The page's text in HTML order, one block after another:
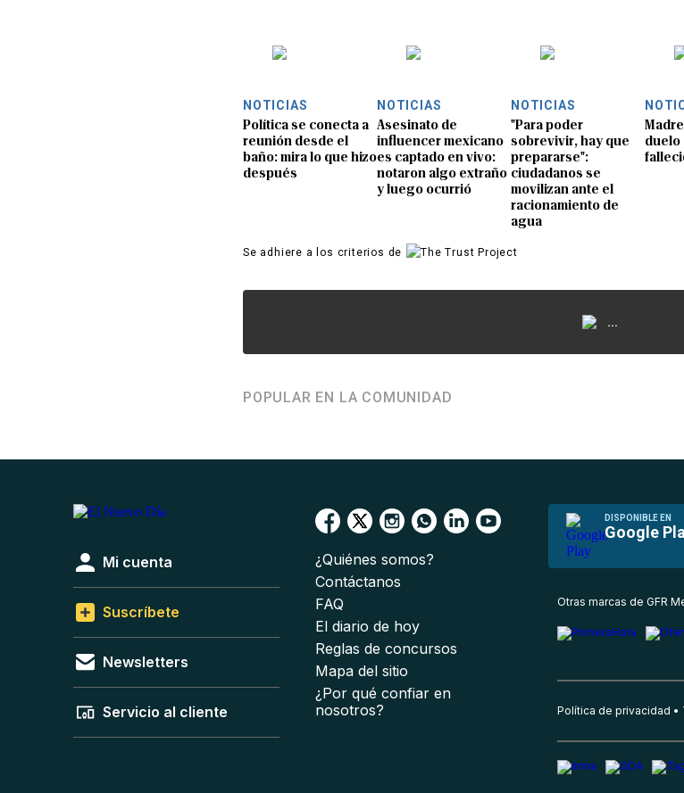
NOTICIAS
Política se conecta a
reunión desde el
baño: mira lo que hizo
después
NOTICIAS
Asesinato de
influencer mexicano
es captado en vivo:
notaron algo extraño
y luego ocurrió
NOTICIAS
"Para poder
sobrevivir, hay que
prepararse":
ciudadanos se
movilizan ante el
racionamiento de
agua
duelo
Se adhiere a los criterios de
...
POPULAR EN LA COMUNIDAD
DISPONIBLE EN
Google
Mi cuenta
Suscríbete
Newsletters
Servicio al cliente
¿Quiénes somos?
Contáctanos
FAQ
El diario de hoy
Reglas de concursos
Mapa del sitio
¿Por qué confiar en
nosotros?
Otras marcas de GFR
Política de privacidad